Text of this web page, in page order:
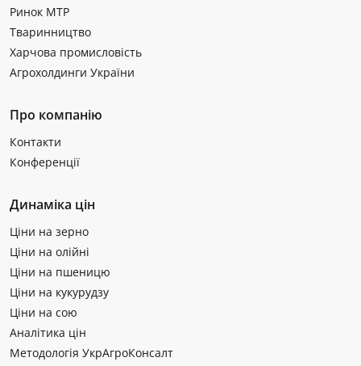
Ринок МТР
Тваринництво
Харчова промисловість
Агрохолдинги України
Про компанію
Контакти
Конференції
Динаміка цін
Ціни на зерно
Ціни на олійні
Ціни на пшеницю
Ціни на кукурудзу
Ціни на сою
Аналітика цін
Методологія УкрАгроКонсалт